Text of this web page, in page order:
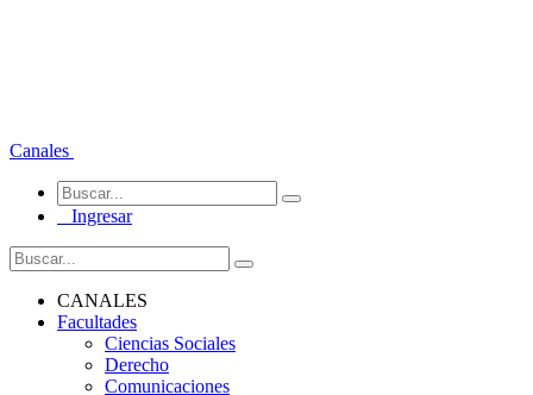
Canales
Ingresar
CANALES
Facultades
Ciencias Sociales
Derecho
Comunicaciones